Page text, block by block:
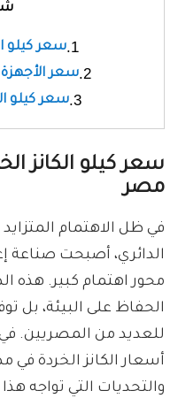
سعر كيلو
سعر الأجهزة
سعر كيلو
سعر كيلو الكانز
مصر
في ظل الاهتمام المتزايد
الدائري، أصبحت صناعة
محور اهتمام كبير. هذه
الحفاظ على البيئة، بل
للعديد من المصريين.
أسعار الكانز الخردة في
والتحديات التي تواجه